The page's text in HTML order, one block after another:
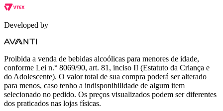
Developed by
Proibida a venda de bebidas alcoólicas para menores de idade,
conforme Lei n.° 8069/90, art. 81, inciso II (Estatuto da Criança e
do Adolescente). O valor total de sua compra poderá ser alterado
para menos, caso tenho a indisponibilidade de algum item
selecionado no pedido. Os preços visualizados podem ser diferentes
dos praticados nas lojas físicas.